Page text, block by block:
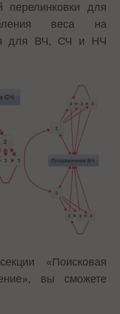
перелинковки для
веса на
для ВЧ, СЧ и НЧ
«Поисковая
вы сможете